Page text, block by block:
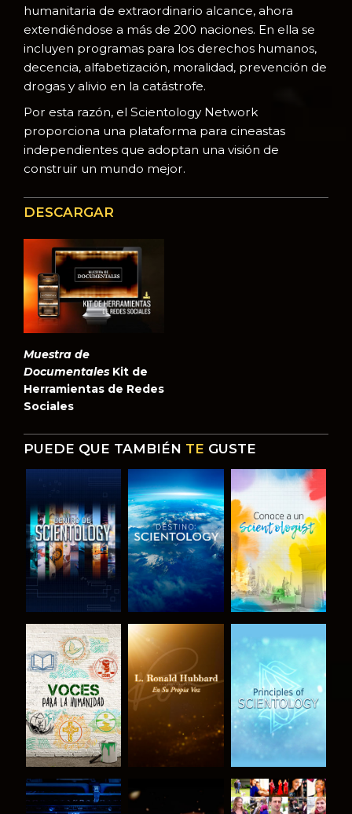
humanitaria de extraordinario alcance, ahora
extendiéndose a más de 200 naciones. En ella se
incluyen programas para los derechos humanos,
decencia, alfabetización, moralidad, prevención de
drogas y alivio en la catástrofe.
Por esta razón, el Scientology Network
proporciona una plataforma para cineastas
independientes que adoptan una visión de
construir un mundo mejor.
DESCARGAR
Muestra de
Documentales Kit de
Herramientas de Redes
Sociales
PUEDE QUE TAMBIÉN TE GUSTE
EXPLORA LAS
SERIES
EXPLORA LAS
SERIES
EXPLORA LAS
SERIES